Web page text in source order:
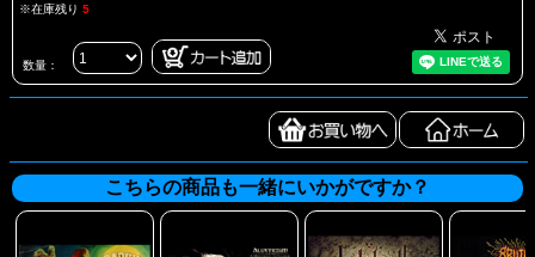
※在庫残り 5
数量：
こちらの商品も一緒にいかがですか？